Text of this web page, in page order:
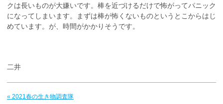
クは長いものが大嫌いです。棒を近づけるだけで怖がってパニック
になってしまいます。まずは棒が怖くないものというとこからはじ
めています。が、時間がかかりそうです。
二井
« 2021春の生き物調査隊